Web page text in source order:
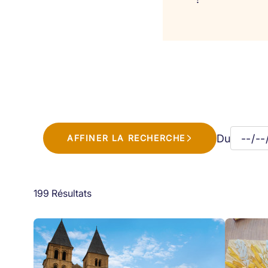
AFFINER LA RECHERCHE Du
199 Résultats